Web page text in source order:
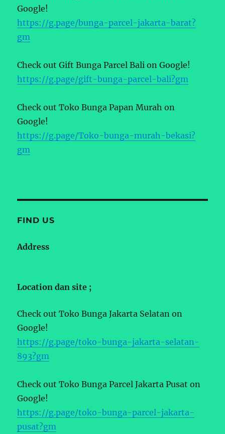
Google!
https://g.page/bunga-parcel-jakarta-barat?
gm
Check out Gift Bunga Parcel Bali on Google!
https://g.page/gift-bunga-parcel-bali?gm
Check out Toko Bunga Papan Murah on
Google!
https://g.page/Toko-bunga-murah-bekasi?
gm
FIND US
Address
Location dan site ;
Check out Toko Bunga Jakarta Selatan on
Google!
https://g.page/toko-bunga-jakarta-selatan-
893?gm
Check out Toko Bunga Parcel Jakarta Pusat on
Google!
https://g.page/toko-bunga-parcel-jakarta-
pusat?gm